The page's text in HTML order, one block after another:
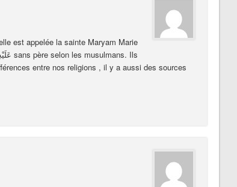
est appelée la sainte Maryam Marie
entre nos religions , il y a aussi des sources